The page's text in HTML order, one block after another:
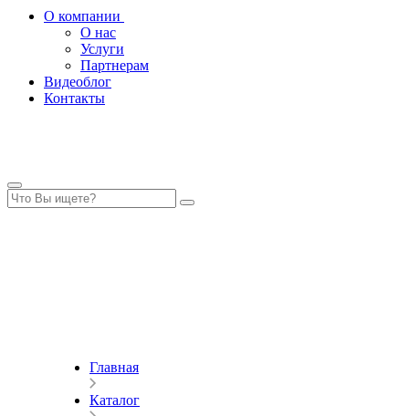
О компании
О нас
Услуги
Партнерам
Видеоблог
Контакты
Главная
Каталог